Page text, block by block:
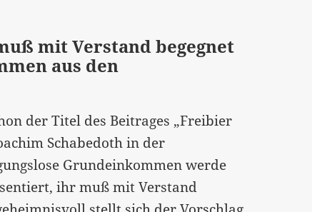
mit Verstand begegnet
aus den
der Titel des Beitrages „Freibier
Schabedoth in der
Grundeinkommen werde
ihr muß mit Verstand